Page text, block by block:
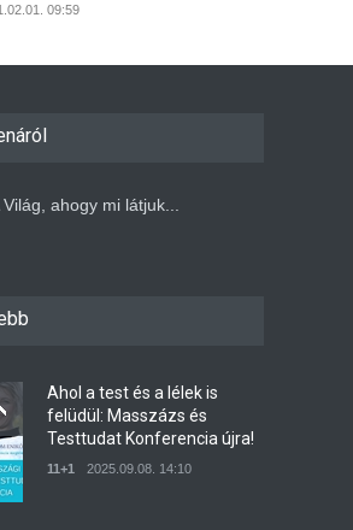
09:59
ahogy mi látjuk...
Ahol a test és a lélek is
felüdül: Masszázs és
Testtudat Konferencia újra!
11+1 2025.09.08. 14:10